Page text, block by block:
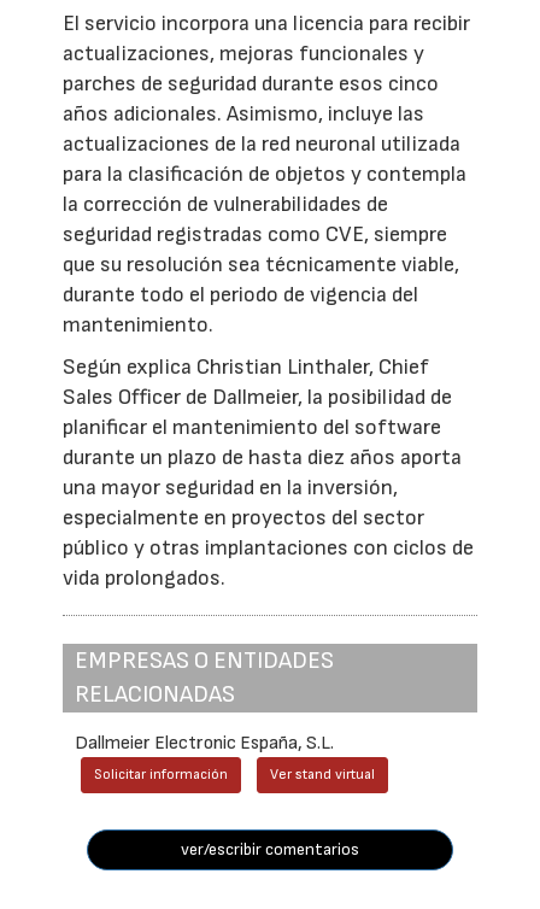
El servicio incorpora una licencia para recibir
actualizaciones, mejoras funcionales y
parches de seguridad durante esos cinco
años adicionales. Asimismo, incluye las
actualizaciones de la red neuronal utilizada
para la clasificación de objetos y contempla
la corrección de vulnerabilidades de
seguridad registradas como CVE, siempre
que su resolución sea técnicamente viable,
durante todo el periodo de vigencia del
mantenimiento.
Según explica Christian Linthaler, Chief
Sales Officer de Dallmeier, la posibilidad de
planificar el mantenimiento del software
durante un plazo de hasta diez años aporta
una mayor seguridad en la inversión,
especialmente en proyectos del sector
público y otras implantaciones con ciclos de
vida prolongados.
EMPRESAS O ENTIDADES
RELACIONADAS
Dallmeier Electronic España, S.L.
Solicitar información Ver stand virtual
ver/escribir comentarios